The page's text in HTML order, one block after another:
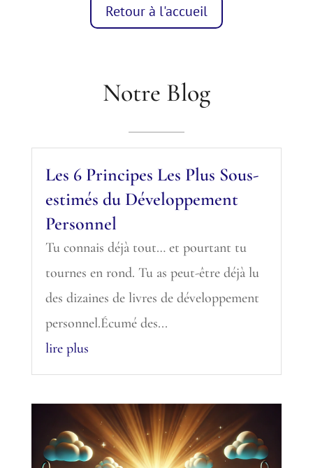
Retour à l'accueil
Notre Blog
Les 6 Principes Les Plus Sous-
estimés du Développement
Personnel
Tu connais déjà tout… et pourtant tu
tournes en rond. Tu as peut-être déjà lu
des dizaines de livres de développement
personnel.Écumé des...
lire plus